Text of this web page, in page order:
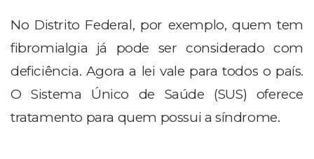
No Distrito Federal, por exemplo, quem tem
fibromialgia já pode ser considerado com
deficiência. Agora a lei vale para todos o país.
O Sistema Único de Saúde (SUS) oferece
tratamento para quem possui a síndrome.